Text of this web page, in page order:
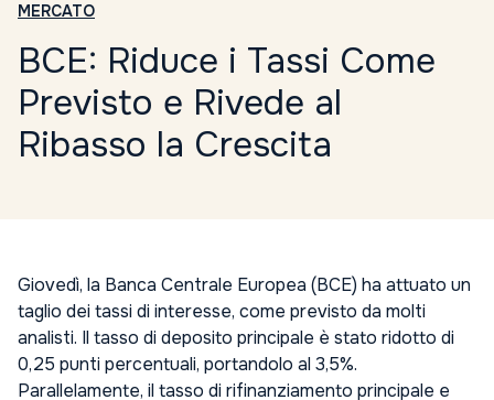
MERCATO
BCE: Riduce i Tassi Come
Previsto e Rivede al
Ribasso la Crescita
Giovedì, la Banca Centrale Europea (BCE) ha attuato un
taglio dei tassi di interesse, come previsto da molti
analisti. Il tasso di deposito principale è stato ridotto di
0,25 punti percentuali, portandolo al 3,5%.
Parallelamente, il tasso di rifinanziamento principale e